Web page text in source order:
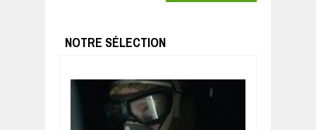
NOTRE SÉLECTION